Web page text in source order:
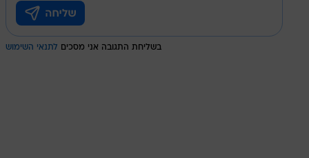
בשליחת התגובה אני מסכים לתנאי השימוש